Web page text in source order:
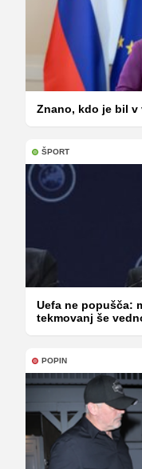
Znano, kdo je bil v
ŠPORT
Uefa ne popušča:
tekmovanj še
POPIN